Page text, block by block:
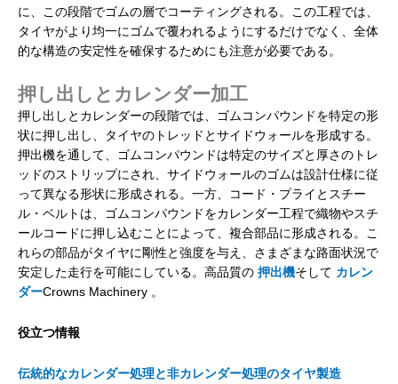
に、この段階でゴムの層でコーティングされる。この工程では、
タイヤがより均一にゴムで覆われるようにするだけでなく、全体
的な構造の安定性を確保するためにも注意が必要である。
押し出しとカレンダー加工
押し出しとカレンダーの段階では、ゴムコンパウンドを特定の形
状に押し出し、タイヤのトレッドとサイドウォールを形成する。
押出機を通して、ゴムコンパウンドは特定のサイズと厚さのトレ
ッドのストリップにされ、サイドウォールのゴムは設計仕様に従
って異なる形状に形成される。一方、コード・プライとスチー
ル・ベルトは、ゴムコンパウンドをカレンダー工程で織物やスチ
ールコードに押し込むことによって、複合部品に形成される。こ
れらの部品がタイヤに剛性と強度を与え、さまざまな路面状況で
安定した走行を可能にしている。高品質の 押出機そして カレン
ダーCrowns Machinery 。
役立つ情報
伝統的なカレンダー処理と非カレンダー処理のタイヤ製造